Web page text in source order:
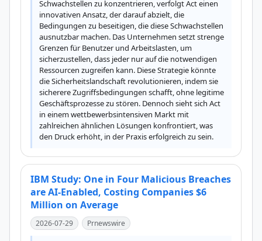
Schwachstellen zu konzentrieren, verfolgt Act einen
innovativen Ansatz, der darauf abzielt, die
Bedingungen zu beseitigen, die diese Schwachstellen
ausnutzbar machen. Das Unternehmen setzt strenge
Grenzen für Benutzer und Arbeitslasten, um
sicherzustellen, dass jeder nur auf die notwendigen
Ressourcen zugreifen kann. Diese Strategie könnte
die Sicherheitslandschaft revolutionieren, indem sie
sicherere Zugriffsbedingungen schafft, ohne legitime
Geschäftsprozesse zu stören. Dennoch sieht sich Act
in einem wettbewerbsintensiven Markt mit
zahlreichen ähnlichen Lösungen konfrontiert, was
den Druck erhöht, in der Praxis erfolgreich zu sein.
IBM Study: One in Four Malicious Breaches
are AI-Enabled, Costing Companies $6
Million on Average
2026-07-29 Prnewswire